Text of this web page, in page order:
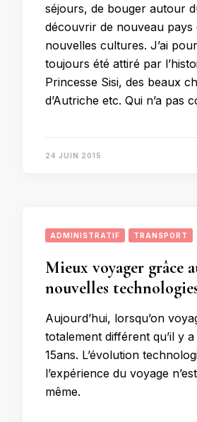
séjours, de bouger autour
découvrir de nouveau pays
nouvelles cultures. J’ai
toujours été attiré par
Princesse Sisi, des beaux
d’Autriche etc. Qui n’a pas
24 JUIN 2015
ADMINISTRATIF TRANSPORT
Mieux voyager grâce
nouvelles
Aujourd’hui, lorsqu’on
totalement différent qu’il y
15ans. L’évolution
l’expérience du voyage
même.